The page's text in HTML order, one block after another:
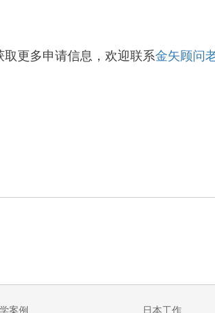
取更多申请信息 ，欢迎联系金矢顾问
案例 日本工作